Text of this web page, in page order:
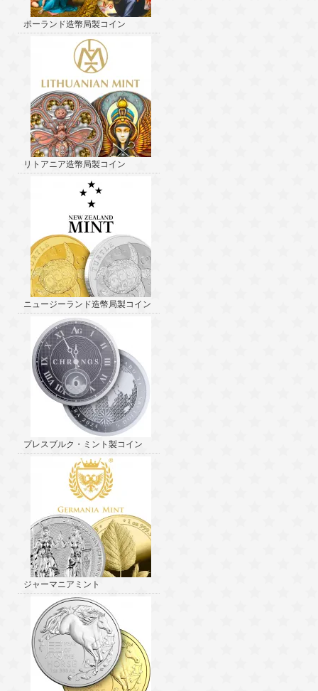
ポーランド造幣局製コイン
リトアニア造幣局製コイン
ニュージーランド造幣局製コイン
プレスブルク・ミント製コイン
ジャーマニアミント